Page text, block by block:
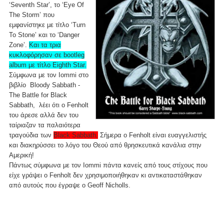
‘Seventh Star’, το ‘Eye Of
The Storm’ που
εμφανίστηκε με τίτλο ‘Turn
To Stone’ και το ‘Danger
Zone’. Και τα τρια
κυκλοφόρησαν σε bootleg
album με τίτλο Eighth Star.
Σύμφωνα με τον Iommi στο
βιβλίο Bloody Sabbath -
The Battle for Black
Sabbath, λέει ότι ο Fenholt
του άρεσε αλλά δεν του
ταίριαζαν τα παλαιότερα
τραγούδια των Black Sabbath Σήμερα ο Fenholt είναι ευαγγελιστής
και διακηρύσσει το λόγο του Θεού από θρησκευτικά κανάλια στην
Αμερική!
Πάντως σύμφωνα με τον Iommi πάντα κανείς από τους στίχους που
είχε γράψει ο Fenholt δεν χρησιμοποιήθηκαν κι αντικαταστάθηκαν
από αυτούς που έγραψε ο Geoff Nicholls.